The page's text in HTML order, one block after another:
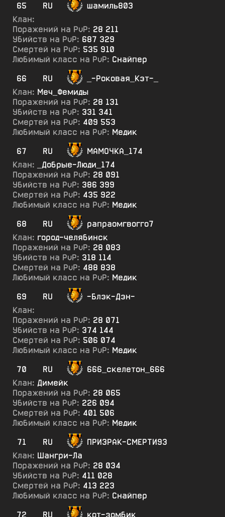
65
RU
шамиль803
Клан:
Поражений на PvP: 28 211
Убийств на PvP: 687 329
Смертей на PvP: 535 910
Любимый класс на PvP: Снайпер
66
RU
_-Роковая_Кэт-_
Клан: Меч_Фемиды
Поражений на PvP: 28 131
Убийств на PvP: 331 341
Смертей на PvP: 409 553
Любимый класс на PvP: Медик
67
RU
МАМОЧКА_174
Клан:
_Добрые-Люди_174
Поражений на PvP: 28 091
Убийств на PvP: 386 399
Смертей на PvP: 435 922
Любимый класс на PvP: Медик
68
RU
рапраомгвогго7
Клан: город-челябинск
Поражений на PvP: 28 083
Убийств на PvP: 318 114
Смертей на PvP: 488 838
Любимый класс на PvP: Медик
69
RU
-Блэк-Дэн-
Клан:
Поражений на PvP: 28 071
Убийств на PvP: 374 144
Смертей на PvP: 506 074
Любимый класс на PvP: Медик
70
RU
666_скелетон_666
Клан: Димейк
Поражений на PvP: 28 065
Убийств на PvP: 226 094
Смертей на PvP: 401 506
Любимый класс на PvP: Медик
71
RU
ПРИЗРАК-СМЕРТИ93
Клан: Шангри-Ла
Поражений на PvP: 28 034
Убийств на PvP: 411 028
Смертей на PvP: 413 223
Любимый класс на PvP: Снайпер
72
RU кот-зомбик